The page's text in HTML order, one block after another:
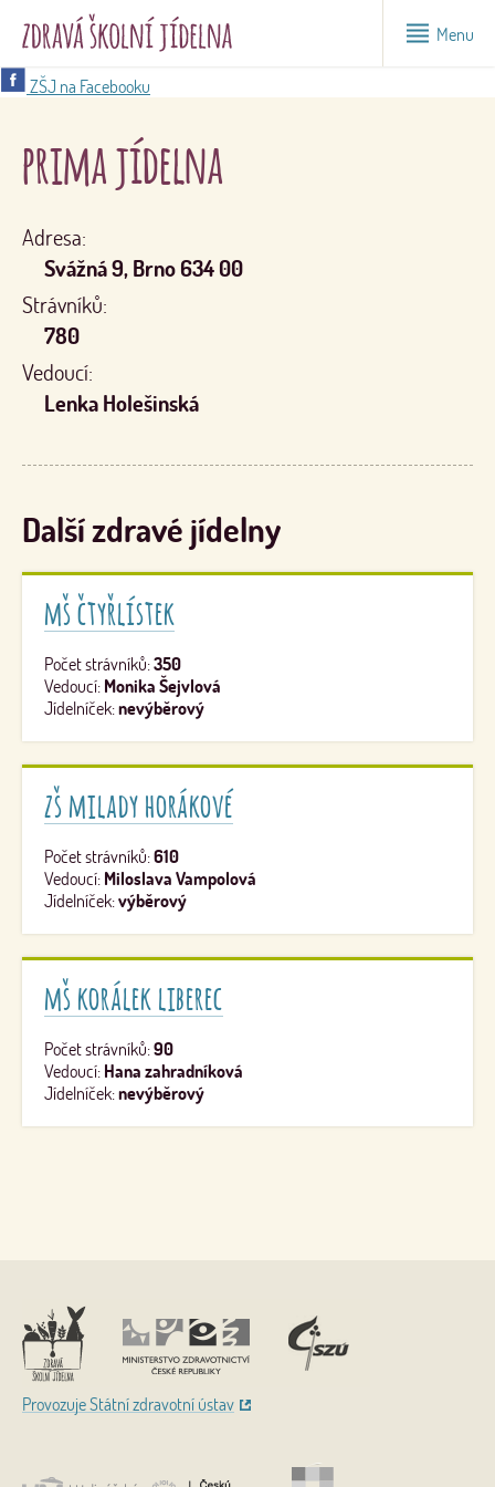
Menu
ZŠJ na Facebooku
prima jídelna
Adresa:
Svážná 9, Brno 634 00
Strávníků:
780
Vedoucí:
Lenka Holešinská
Další zdravé jídelny
mš čtyřlístek
Počet strávníků:350
Vedoucí: Monika Šejvlová
Jídelníček:nevýběrový
zš milady horákové
Počet strávníků:610
Vedoucí: Miloslava Vampolová
Jídelníček:výběrový
mš korálek liberec
Počet strávníků:90
Vedoucí: Hana zahradníková
Jídelníček:nevýběrový
Provozuje Státní zdravotní ústav